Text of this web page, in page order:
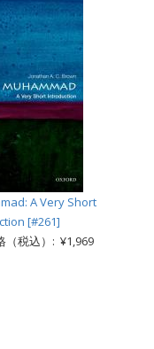
A Very Short
[#261]
（税込）: ¥1,969